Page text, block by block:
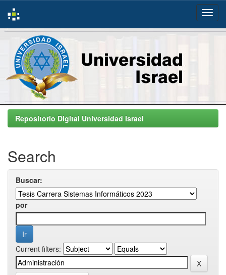
Skip
navigationRepositorio Digital Universidad Israel
Search
Buscar:
por
Current filters: